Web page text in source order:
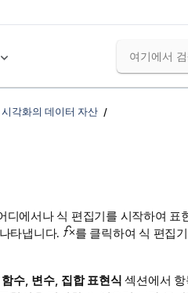
시각화의 데이터 자산
디에서나 식 편집기를 시작하여 표
타냅니다.
를 클릭하여 식 편집기
함수, 변수, 집합 표현식 섹션에서 항